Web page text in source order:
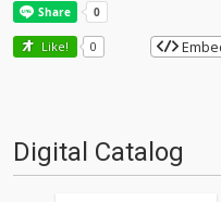
Like! 0
Digital Catalog